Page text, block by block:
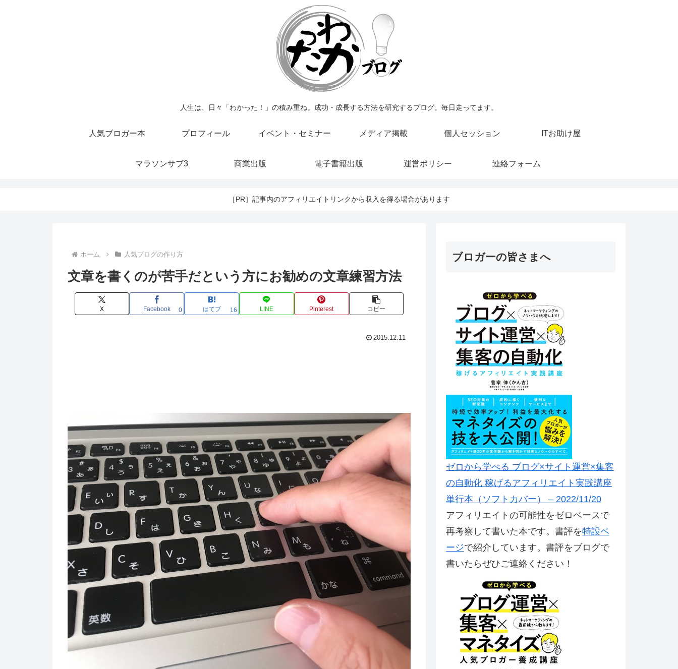
人生は、日々「わかった！」の積み重ね。成功・成長する方法を研究するブログ。毎日走ってます。
人気ブロガー本 プロフィール イベント・セミナー メディア掲載 個人セッション ITお助け屋
マラソンサブ3 商業出版 電子書籍出版 運営ポリシー 連絡フォーム
［PR］記事内のアフィリエイトリンクから収入を得る場合があります
ホーム 人気ブログの作り方
文章を書くのが苦手だという方にお勧めの文章練習方法
X Facebook 0 はてブ 16 LINE Pinterest コピー
2015.12.11
ブロガーの皆さまへ
ゼロから学べる ブログ×サイト運営×集客
の自動化 稼げるアフィリエイト実践講座
単行本（ソフトカバー） – 2022/11/20
アフィリエイトの可能性をゼロベースで
再考察して書いた本です。書評を特設ペ
ージで紹介しています。書評をブログで
書いたらぜひご連絡ください！